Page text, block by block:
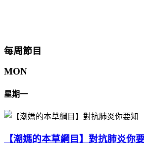
每周節目
MON
星期一
【潮媽的本草綱目】對抗肺炎你